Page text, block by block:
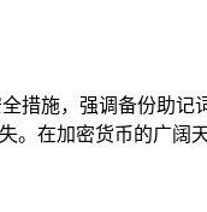
措施，强调备份助
。在加密货币的广阔